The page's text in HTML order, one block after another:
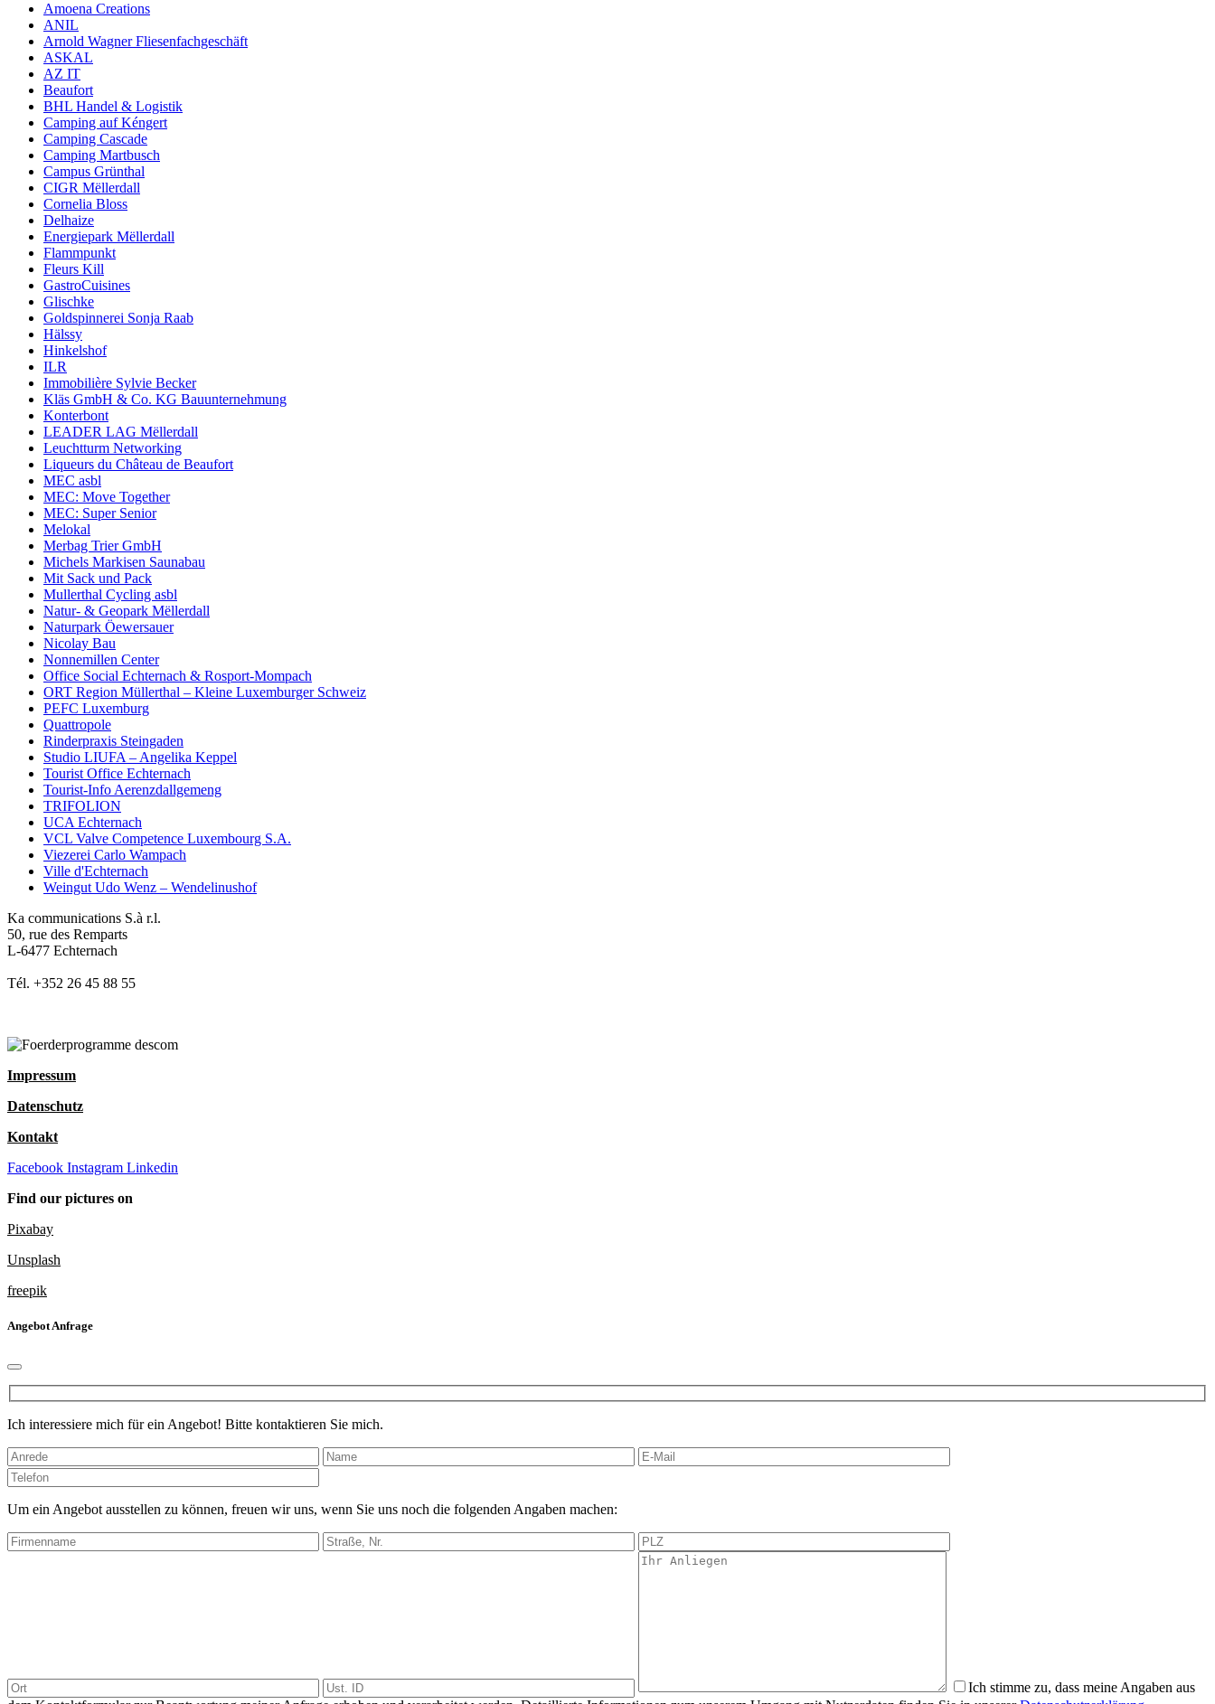
Amoena Creations
ANIL
Arnold Wagner Fliesenfachgeschäft
ASKAL
AZ IT
Beaufort
BHL Handel & Logistik
Camping auf Kéngert
Camping Cascade
Camping Martbusch
Campus Grünthal
CIGR Mëllerdall
Cornelia Bloss
Delhaize
Energiepark Mëllerdall
Flammpunkt
Fleurs Kill
GastroCuisines
Glischke
Goldspinnerei Sonja Raab
Hälssy
Hinkelshof
ILR
Immobilière Sylvie Becker
Kläs GmbH & Co. KG Bauunternehmung
Konterbont
LEADER LAG Mëllerdall
Leuchtturm Networking
Liqueurs du Château de Beaufort
MEC asbl
MEC: Move Together
MEC: Super Senior
Melokal
Merbag Trier GmbH
Michels Markisen Saunabau
Mit Sack und Pack
Mullerthal Cycling asbl
Natur- & Geopark Mëllerdall
Naturpark Öewersauer
Nicolay Bau
Nonnemillen Center
Office Social Echternach & Rosport-Mompach
ORT Region Müllerthal – Kleine Luxemburger Schweiz
PEFC Luxemburg
Quattropole
Rinderpraxis Steingaden
Studio LIUFA – Angelika Keppel
Tourist Office Echternach
Tourist-Info Aerenzdallgemeng
TRIFOLION
UCA Echternach
VCL Valve Competence Luxembourg S.A.
Viezerei Carlo Wampach
Ville d'Echternach
Weingut Udo Wenz – Wendelinushof
Ka communications S.à r.l.
50, rue des Remparts
L-6477 Echternach
Tél. +352 26 45 88 55
Impressum
Datenschutz
Kontakt
Facebook Instagram Linkedin
Find our pictures on
Pixabay
Unsplash
freepik
Angebot Anfrage
Ich interessiere mich für ein Angebot! Bitte kontaktieren Sie mich.
Bitte
lasse
dieses
leer.
Um ein Angebot ausstellen zu können, freuen wir uns, wenn Sie uns noch die folgenden Angaben machen:
Ich stimme zu, dass meine Angaben aus